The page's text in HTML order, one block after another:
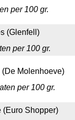
per 100 gr.
(Glenfell)
per 100 gr.
Molenhoeve)
per 100 gr.
(Euro Shopper)